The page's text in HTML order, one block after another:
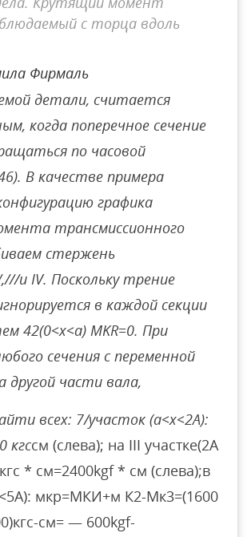
с торца вдоль
Фирмаль
детали, считается
когда поперечное сечение
по часовой
В качестве примера
графика
трансмиссионного
стержень
и IV. Поскольку трение
в каждой секции
42(0<х<а) MKR=0. При
сечения с переменной
другой части вала,
всех: 7/участок (а<х<2А):
кгссм (слева); на III участке(2А
* см=2400kgf * см (слева);в
мкр=МКИ+м К2-Мк3=(1600
см= — 600kgf-